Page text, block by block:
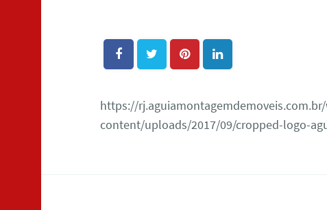
https://
content/uploads/2017/09/cropped-logo-